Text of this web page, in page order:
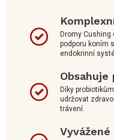
Dromy
podporu koním
endokrinní
Díky
udržovat
trávení.